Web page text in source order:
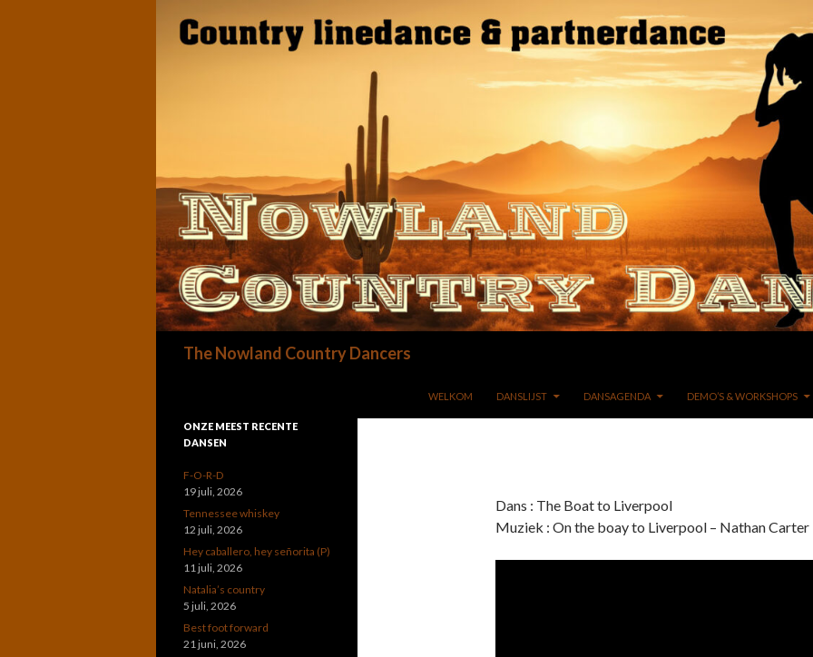
The Nowland Country Dancers
WELKOM
DANSLIJST DANSAGENDA DEMO’S & WORKSHOPS
Dans : The Boat to Liverpool
Muziek : On the boay to Liverpool – Nathan Carter
ONZE MEEST RECENTE
DANSEN
F-O-R-D
19 juli, 2026
Tennessee whiskey
12 juli, 2026
Hey caballero, hey señorita (P)
11 juli, 2026
Natalia’s country
5 juli, 2026
Best foot forward
21 juni, 2026